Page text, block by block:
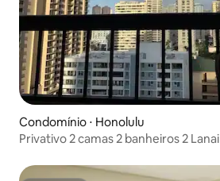
Condomínio ⋅ Honolulu
Privativo 2 camas 2 banheiros 2 Lanai